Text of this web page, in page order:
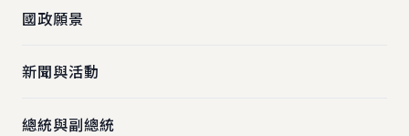
國政願景
新聞與活動
總統與副總統